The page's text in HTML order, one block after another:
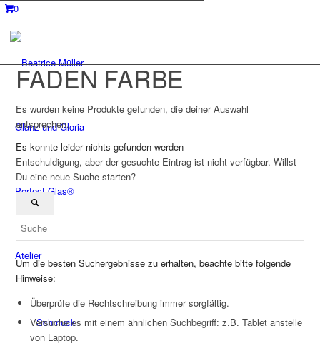
0
Glanz und Gloria
Perfect Glas®
Atelier
Schmuck
FADEN FARBE
Es wurden keine Produkte gefunden, die deiner Auswahl
entsprechen.
Es konnte leider nichts gefunden werden
Entschuldigung, aber der gesuchte Eintrag ist nicht verfügbar. Willst
Du eine neue Suche starten?
Um die besten Suchergebnisse zu erhalten, beachte bitte folgende
Hinweise:
Überprüfe die Rechtschreibung immer sorgfältig.
Versuche es mit einem ähnlichen Suchbegriff: z.B. Tablet anstelle
von Laptop.